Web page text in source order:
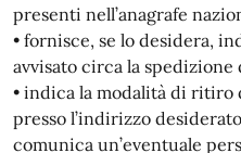
presenti nell’anagrafe
• fornisce, se lo desidera,
avvisato circa la spedizione
• indica la modalità di ritiro
presso l’indirizzo
comunica un’eventuale